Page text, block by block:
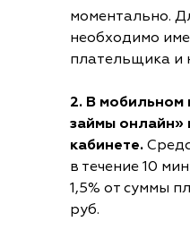
моментально.
необходимо
плательщика и
2. В
займы онлайн»
кабинете.
в течение 10
1,5% от суммы
руб.